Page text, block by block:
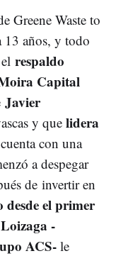
Greene Waste to
13 años, y todo
respaldo
Capital
Javier
y que lidera
con una
a despegar
de invertir en
desde el primer
-
ACS- le